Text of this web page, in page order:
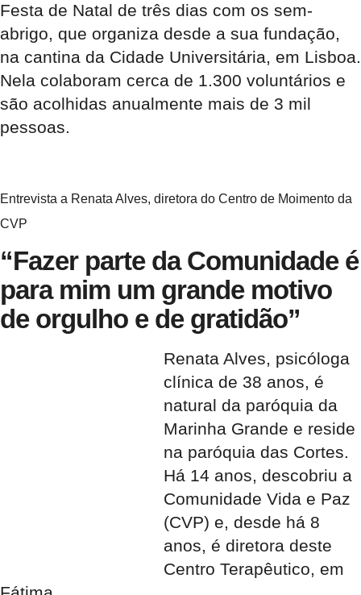
Festa de Natal de três dias com os sem-
abrigo, que organiza desde a sua fundação,
na cantina da Cidade Universitária, em Lisboa.
Nela colaboram cerca de 1.300 voluntários e
são acolhidas anualmente mais de 3 mil
pessoas.
Entrevista a Renata Alves, diretora do Centro de Moimento da
CVP
“Fazer parte da Comunidade é
para mim um grande motivo
de orgulho e de gratidão”
Renata Alves, psicóloga
clínica de 38 anos, é
natural da paróquia da
Marinha Grande e reside
na paróquia das Cortes.
Há 14 anos, descobriu a
Comunidade Vida e Paz
(CVP) e, desde há 8
anos, é diretora deste
Centro Terapêutico, em